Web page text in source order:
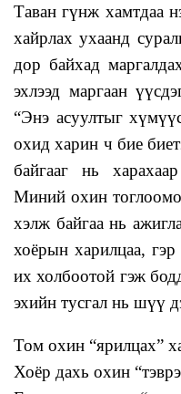
Таван гүнж хамтдаа
хайрлах ухаанд
дор байхад
эхлээд маргаан
“Энэ асуултыг
охид харин ч бие
байгааг нь
Миний охин
хэлж байгаа нь
хоёрын харилцаа,
их холбоотой гэж
эхийн тусгал нь шүү
Том охин “ярилцах”
Хоёр дахь охин